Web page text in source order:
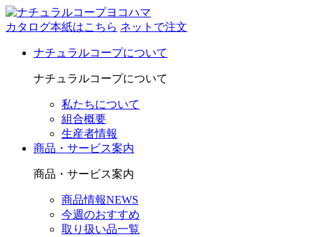
カタログ本紙はこちら ネットで注文
ナチュラルコープについて
ナチュラルコープについて
私たちについて
組合概要
生産者情報
商品・サービス案内
商品・サービス案内
商品情報NEWS
今週のおすすめ
取り扱い品一覧